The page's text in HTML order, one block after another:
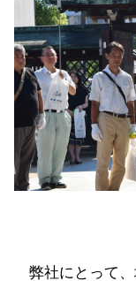
弊社にとって、